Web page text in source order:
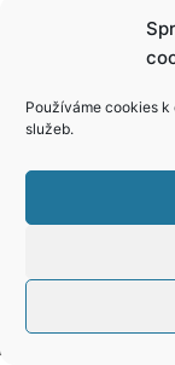
Používáme cookies
služeb.
Copyright